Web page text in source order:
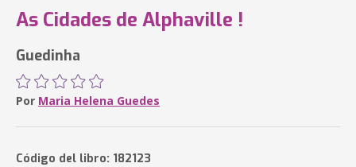
As Cidades de Alphaville !
Guedinha
Por Maria Helena Guedes
Código del libro: 182123